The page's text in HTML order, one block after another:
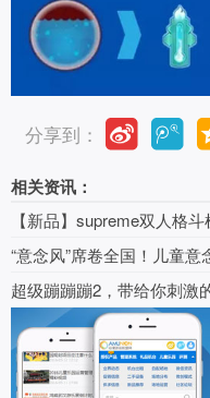
分享到：
相关资讯：
【新品】supreme双人格
“意念风”席卷全国！儿童意
超级蹦蹦蹦2，带给你刺激